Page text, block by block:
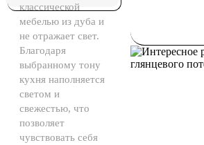
классической
мебелью из дуба и
не отражает свет.
Благодаря
выбранному тону
кухня наполняется
светом и
свежестью, что
позволяет
чувствовать себя